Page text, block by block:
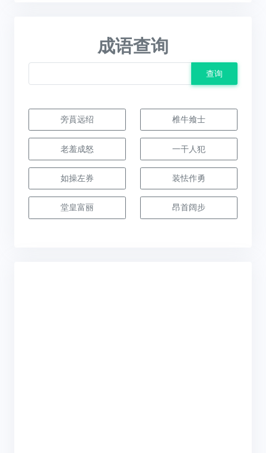
成语查询
查询
旁蒷远绍 椎牛飨士
老羞成怒 一干人犯
如操左券 装怯作勇
堂皇富丽 昂首阔步